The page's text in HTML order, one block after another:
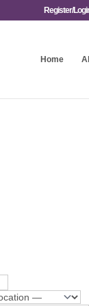
Register/
Home